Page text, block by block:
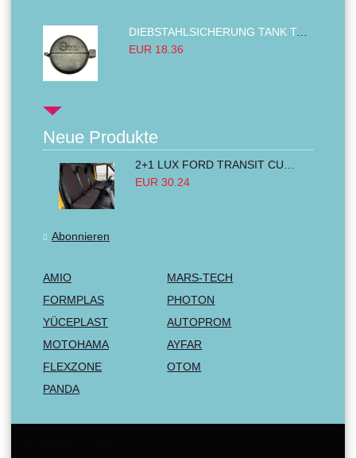
DIEBSTAHLSICHERUNG TANK TANKDECKEL DIESELTANK KRAFTSTOFFTANKDECKEL VERRIEGELUNG PASSEND FÜR LKW PKW TRAKTOREN BAGGER 80MM
EUR 18.36
Neue Produkte
EUR 30.24
Abonnieren
AMIO
MARS-TECH
FORMPLAS
PHOTON
YÜCEPLAST
AUTOPROM
MOTOHAMA
AYFAR
FLEXZONE
OTOM
PANDA